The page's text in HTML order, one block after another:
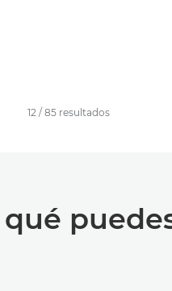
12 / 85 resultados